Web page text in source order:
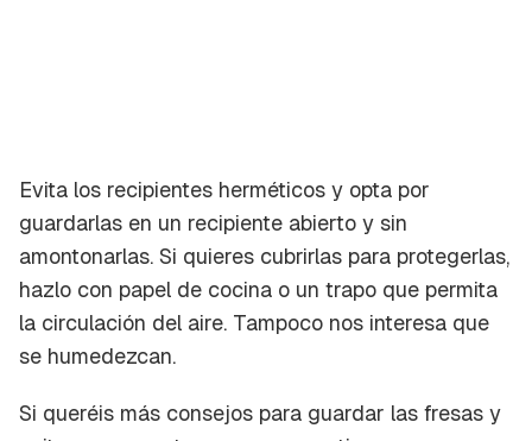
Evita los recipientes herméticos y opta por
guardarlas en un recipiente abierto y sin
amontonarlas. Si quieres cubrirlas para protegerlas,
hazlo con papel de cocina o un trapo que permita
la circulación del aire. Tampoco nos interesa que
se humedezcan.
Si queréis más consejos para guardar las fresas y